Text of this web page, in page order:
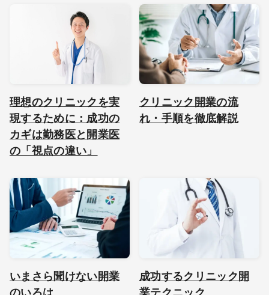
理想のクリニックを実
現するために：成功の
カギは勤務医と開業医
の「視点の違い」
クリニック開業の流
れ・手順を徹底解説
いまさら聞けない開業
のいろは
成功するクリニック開
業テクニック